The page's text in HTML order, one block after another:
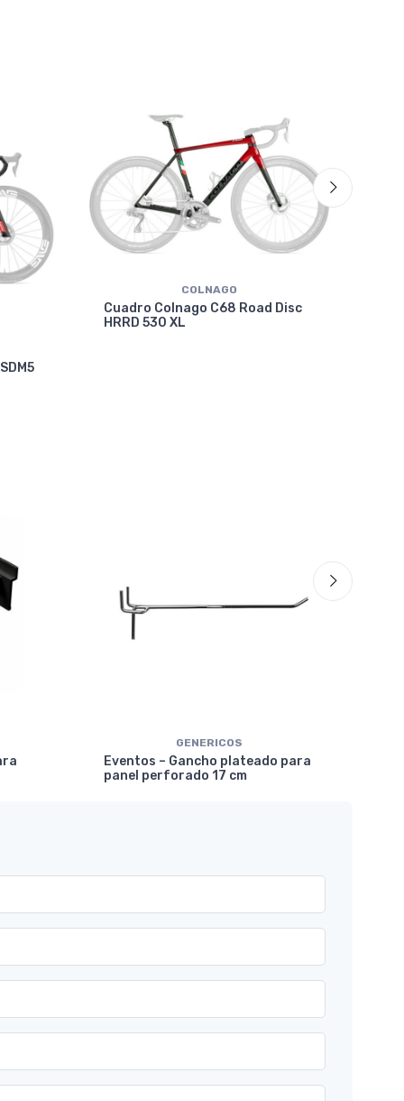
COLNAGO
Cuadro Colnago C68 Road Disc
HRRD 530 XL
GENERICOS
Eventos – Gancho plateado para
panel perforado 17 cm